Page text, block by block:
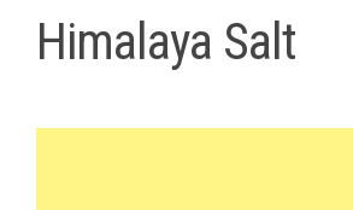
Himalaya Salt